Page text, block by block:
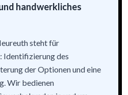
handwerkliches
steht für
des
der Optionen und eine
Wir bedienen